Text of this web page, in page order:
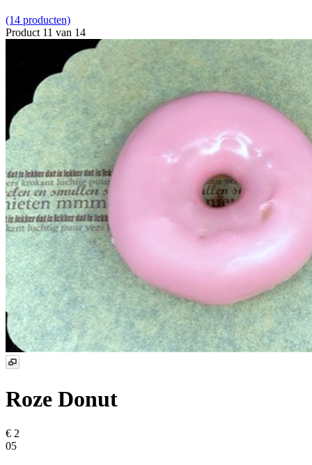
(14 producten)
Product 11 van 14
Roze Donut
€ 2
05